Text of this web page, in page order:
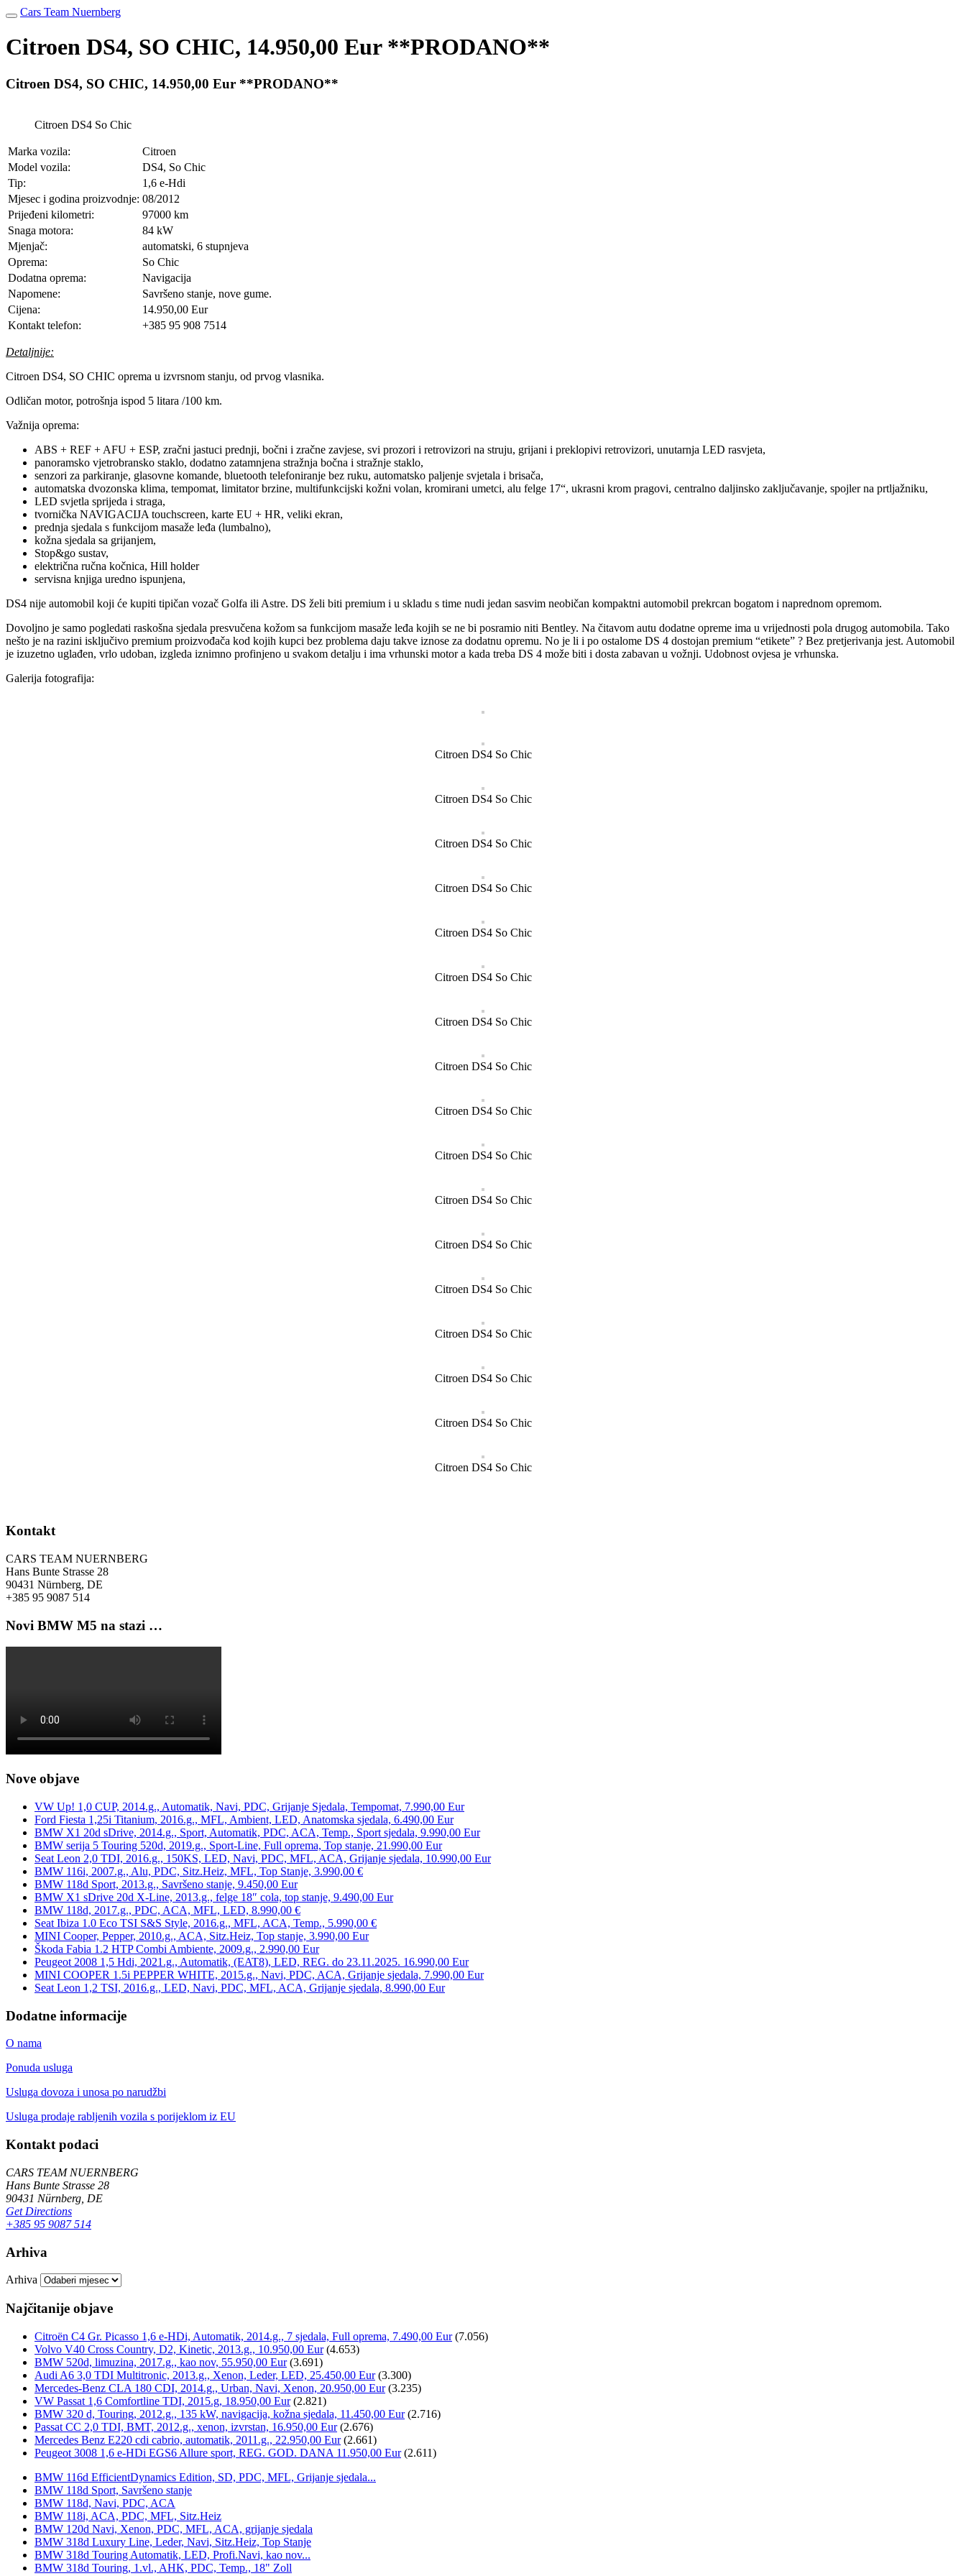
Cars Team Nuernberg
Citroen DS4, SO CHIC, 14.950,00 Eur **PRODANO**
Citroen DS4, SO CHIC, 14.950,00 Eur **PRODANO**
Citroen DS4 So Chic
Marka vozila:
Citroen
Model vozila:
DS4, So Chic
Tip:
1,6 e-Hdi
Mjesec i godina proizvodnje: 08/2012
Prijeđeni kilometri:
97000 km
Snaga motora:
84 kW
Mjenjač:
automatski, 6 stupnjeva
Oprema:
So Chic
Dodatna oprema:
Navigacija
Napomene:
Savršeno stanje, nove gume.
Cijena:
14.950,00 Eur
Kontakt telefon:
+385 95 908 7514
Detaljnije:
Citroen DS4, SO CHIC oprema u izvrsnom stanju, od prvog vlasnika.
Odličan motor, potrošnja ispod 5 litara /100 km.
Važnija oprema:
ABS + REF + AFU + ESP, zračni jastuci prednji, bočni i zračne zavjese, svi prozori i retrovizori na struju, grijani i preklopivi retrovizori, unutarnja LED rasvjeta,
panoramsko vjetrobransko staklo, dodatno zatamnjena stražnja bočna i stražnje staklo,
senzori za parkiranje, glasovne komande, bluetooth telefoniranje bez ruku, automatsko paljenje svjetala i brisača,
automatska dvozonska klima, tempomat, limitator brzine, multifunkcijski kožni volan, kromirani umetci, alu felge 17“, ukrasni krom pragovi, centralno daljinsko zaključavanje, spojler na prtljažniku,
LED svjetla sprijeda i straga,
tvornička NAVIGACIJA touchscreen, karte EU + HR, veliki ekran,
prednja sjedala s funkcijom masaže leđa (lumbalno),
kožna sjedala sa grijanjem,
Stop&go sustav,
električna ručna kočnica, Hill holder
servisna knjiga uredno ispunjena,
DS4 nije automobil koji će kupiti tipičan vozač Golfa ili Astre. DS želi biti premium i u skladu s time nudi jedan sasvim neobičan kompaktni automobil prekrcan bogatom i naprednom opremom.
Dovoljno je samo pogledati raskošna sjedala presvučena kožom sa funkcijom masaže leđa kojih se ne bi posramio niti Bentley. Na čitavom autu dodatne opreme ima u vrijednosti pola drugog automobila. Tako
nešto je na razini isključivo premium proizvođača kod kojih kupci bez problema daju takve iznose za dodatnu opremu. No je li i po ostalome DS 4 dostojan premium “etikete” ? Bez pretjerivanja jest. Automobil
je izuzetno uglađen, vrlo udoban, izgleda iznimno profinjeno u svakom detalju i ima vrhunski motor a kada treba DS 4 može biti i dosta zabavan u vožnji. Udobnost ovjesa je vrhunska.
Galerija fotografija:
Citroen DS4 So Chic
Citroen DS4 So Chic
Citroen DS4 So Chic
Citroen DS4 So Chic
Citroen DS4 So Chic
Citroen DS4 So Chic
Citroen DS4 So Chic
Citroen DS4 So Chic
Citroen DS4 So Chic
Citroen DS4 So Chic
Citroen DS4 So Chic
Citroen DS4 So Chic
Citroen DS4 So Chic
Citroen DS4 So Chic
Citroen DS4 So Chic
Citroen DS4 So Chic
Citroen DS4 So Chic
Kontakt
CARS TEAM NUERNBERG
Hans Bunte Strasse 28
90431 Nürnberg, DE
+385 95 9087 514
Novi BMW M5 na stazi …
Nove objave
VW Up! 1,0 CUP, 2014.g., Automatik, Navi, PDC, Grijanje Sjedala, Tempomat, 7.990,00 Eur
Ford Fiesta 1,25i Titanium, 2016.g., MFL, Ambient, LED, Anatomska sjedala, 6.490,00 Eur
BMW X1 20d sDrive, 2014.g., Sport, Automatik, PDC, ACA, Temp., Sport sjedala, 9.990,00 Eur
BMW serija 5 Touring 520d, 2019.g., Sport-Line, Full oprema, Top stanje, 21.990,00 Eur
Seat Leon 2,0 TDI, 2016.g., 150KS, LED, Navi, PDC, MFL, ACA, Grijanje sjedala, 10.990,00 Eur
BMW 116i, 2007.g., Alu, PDC, Sitz.Heiz, MFL, Top Stanje, 3.990,00 €
BMW 118d Sport, 2013.g., Savršeno stanje, 9.450,00 Eur
BMW X1 sDrive 20d X-Line, 2013.g., felge 18″ cola, top stanje, 9.490,00 Eur
BMW 118d, 2017.g., PDC, ACA, MFL, LED, 8.990,00 €
Seat Ibiza 1.0 Eco TSI S&S Style, 2016.g., MFL, ACA, Temp., 5.990,00 €
MINI Cooper, Pepper, 2010.g., ACA, Sitz.Heiz, Top stanje, 3.990,00 Eur
Škoda Fabia 1.2 HTP Combi Ambiente, 2009.g., 2.990,00 Eur
Peugeot 2008 1,5 Hdi, 2021.g., Automatik, (EAT8), LED, REG. do 23.11.2025. 16.990,00 Eur
MINI COOPER 1.5i PEPPER WHITE, 2015.g., Navi, PDC, ACA, Grijanje sjedala, 7.990,00 Eur
Seat Leon 1,2 TSI, 2016.g., LED, Navi, PDC, MFL, ACA, Grijanje sjedala, 8.990,00 Eur
Dodatne informacije
O nama
Ponuda usluga
Usluga dovoza i unosa po narudžbi
Usluga prodaje rabljenih vozila s porijeklom iz EU
Kontakt podaci
CARS TEAM NUERNBERG
Hans Bunte Strasse 28
90431 Nürnberg, DE
Get Directions
+385 95 9087 514
Arhiva
Arhiva
Najčitanije objave
Citroën C4 Gr. Picasso 1,6 e-HDi, Automatik, 2014.g., 7 sjedala, Full oprema, 7.490,00 Eur (7.056)
Volvo V40 Cross Country, D2, Kinetic, 2013.g., 10.950,00 Eur (4.653)
BMW 520d, limuzina, 2017.g., kao nov, 55.950,00 Eur (3.691)
Audi A6 3,0 TDI Multitronic, 2013.g., Xenon, Leder, LED, 25.450,00 Eur (3.300)
Mercedes-Benz CLA 180 CDI, 2014.g., Urban, Navi, Xenon, 20.950,00 Eur (3.235)
VW Passat 1,6 Comfortline TDI, 2015.g, 18.950,00 Eur (2.821)
BMW 320 d, Touring, 2012.g., 135 kW, navigacija, kožna sjedala, 11.450,00 Eur (2.716)
Passat CC 2,0 TDI, BMT, 2012.g., xenon, izvrstan, 16.950,00 Eur (2.676)
Mercedes Benz E220 cdi cabrio, automatik, 2011.g., 22.950,00 Eur (2.661)
Peugeot 3008 1,6 e-HDi EGS6 Allure sport, REG. GOD. DANA 11.950,00 Eur (2.611)
BMW 116d EfficientDynamics Edition, SD, PDC, MFL, Grijanje sjedala...
BMW 118d Sport, Savršeno stanje
BMW 118d, Navi, PDC, ACA
BMW 118i, ACA, PDC, MFL, Sitz.Heiz
BMW 120d Navi, Xenon, PDC, MFL, ACA, grijanje sjedala
BMW 318d Luxury Line, Leder, Navi, Sitz.Heiz, Top Stanje
BMW 318d Touring Automatik, LED, Profi.Navi, kao nov...
BMW 318d Touring, 1.vl., AHK, PDC, Temp., 18" Zoll